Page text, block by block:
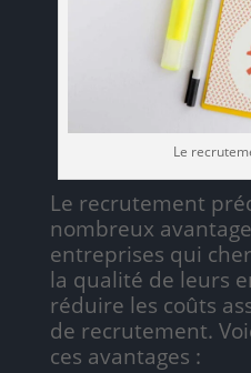
Le
Le recrutement
nombreux
entreprises qui
la qualité de leurs
réduire les coûts
de recrutement.
ces avantages :